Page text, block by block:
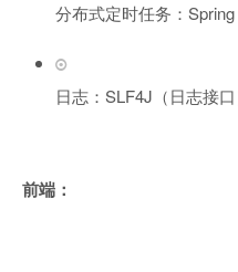
分布式定时任务：
日志：SLF4J（日志接
前端：